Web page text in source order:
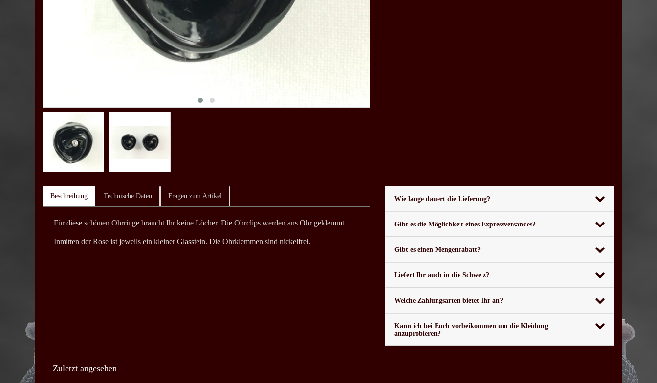
Beschreibung Technische Daten Fragen zum Artikel
Für diese schönen Ohrringe braucht Ihr keine Löcher. Die Ohrclips werden ans Ohr geklemmt.
Inmitten der Rose ist jeweils ein kleiner Glasstein. Die Ohrklemmen sind nickelfrei.
Wie lange dauert die Lieferung?
Gibt es die Möglichkeit eines Expressversandes?
Gibt es einen Mengenrabatt?
Liefert Ihr auch in die Schweiz?
Welche Zahlungsarten bietet Ihr an?
Kann ich bei Euch vorbeikommen um die Kleidung
anzuprobieren?
Zuletzt angesehen